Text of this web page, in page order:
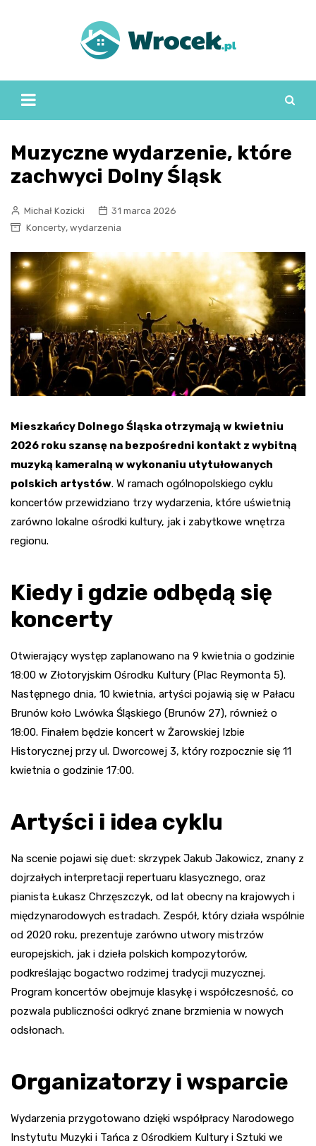
Muzyczne wydarzenie, które
zachwyci Dolny Śląsk
Michał Kozicki
31 marca 2026
Koncerty, wydarzenia
Mieszkańcy Dolnego Śląska otrzymają w kwietniu
2026 roku szansę na bezpośredni kontakt z wybitną
muzyką kameralną w wykonaniu utytułowanych
polskich artystów. W ramach ogólnopolskiego cyklu
koncertów przewidziano trzy wydarzenia, które uświetnią
zarówno lokalne ośrodki kultury, jak i zabytkowe wnętrza
regionu.
Kiedy i gdzie odbędą się
koncerty
Otwierający występ zaplanowano na 9 kwietnia o godzinie
18:00 w Złotoryjskim Ośrodku Kultury (Plac Reymonta 5).
Następnego dnia, 10 kwietnia, artyści pojawią się w Pałacu
Brunów koło Lwówka Śląskiego (Brunów 27), również o
18:00. Finałem będzie koncert w Żarowskiej Izbie
Historycznej przy ul. Dworcowej 3, który rozpocznie się 11
kwietnia o godzinie 17:00.
Artyści i idea cyklu
Na scenie pojawi się duet: skrzypek Jakub Jakowicz, znany z
dojrzałych interpretacji repertuaru klasycznego, oraz
pianista Łukasz Chrzęszczyk, od lat obecny na krajowych i
międzynarodowych estradach. Zespół, który działa wspólnie
od 2020 roku, prezentuje zarówno utwory mistrzów
europejskich, jak i dzieła polskich kompozytorów,
podkreślając bogactwo rodzimej tradycji muzycznej.
Program koncertów obejmuje klasykę i współczesność, co
pozwala publiczności odkryć znane brzmienia w nowych
odsłonach.
Organizatorzy i wsparcie
Wydarzenia przygotowano dzięki współpracy Narodowego
Instytutu Muzyki i Tańca z Ośrodkiem Kultury i Sztuki we